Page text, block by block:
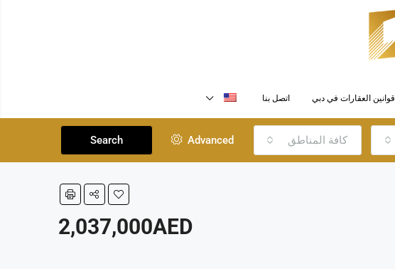
قوانين العقارات في دبي اتصل بنا
كافة المناطق Advanced
Search
2,037,000AED